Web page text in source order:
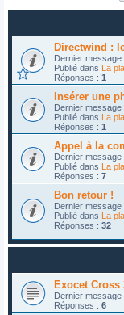
Directwind :
Dernier message
Publié dans La
Réponses : 1
Insérer une
Dernier message
Publié dans La
Réponses : 1
Appel à la
Dernier message
Publié dans La
Réponses : 7
Bon retour !
Dernier message
Publié dans La
Réponses : 32
Exocet Cross
Dernier message
Réponses : 6